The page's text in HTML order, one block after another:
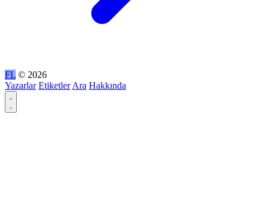
FL © 2026
Yazarlar Etiketler Ara Hakkında